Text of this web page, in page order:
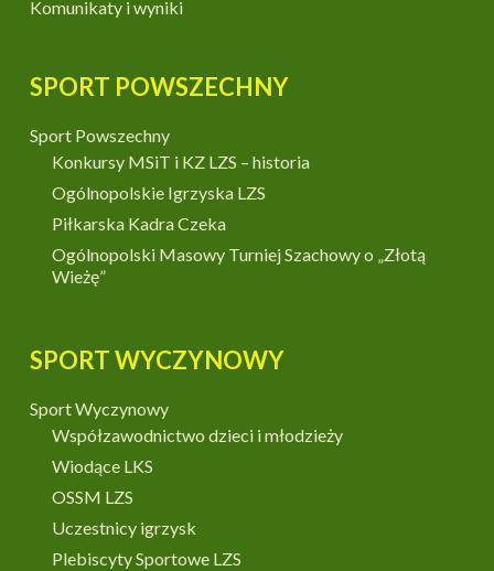
Komunikaty i wyniki
SPORT POWSZECHNY
Sport Powszechny
Konkursy MSiT i KZ LZS – historia
Ogólnopolskie Igrzyska LZS
Piłkarska Kadra Czeka
Ogólnopolski Masowy Turniej Szachowy o „Złotą
Wieżę”
SPORT WYCZYNOWY
Sport Wyczynowy
Współzawodnictwo dzieci i młodzieży
Wiodące LKS
OSSM LZS
Uczestnicy igrzysk
Plebiscyty Sportowe LZS